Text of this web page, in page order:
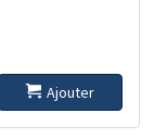
Ajouter